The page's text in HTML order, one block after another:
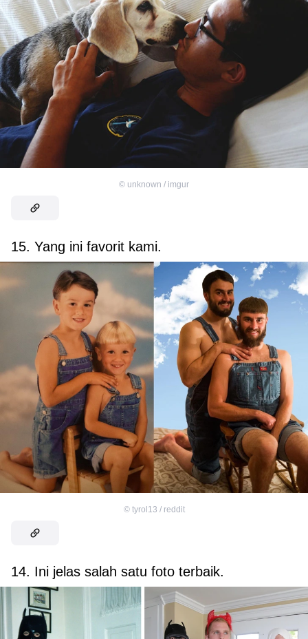
© unknown / imgur
15. Yang ini favorit kami.
© tyrol13 / reddit
14. Ini jelas salah satu foto terbaik.